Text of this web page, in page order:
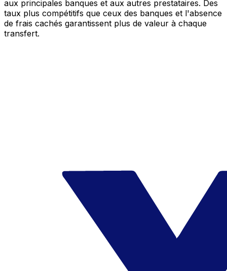
aux principales banques et aux autres prestataires. Des
taux plus compétitifs que ceux des banques et l'absence
de frais cachés garantissent plus de valeur à chaque
transfert.